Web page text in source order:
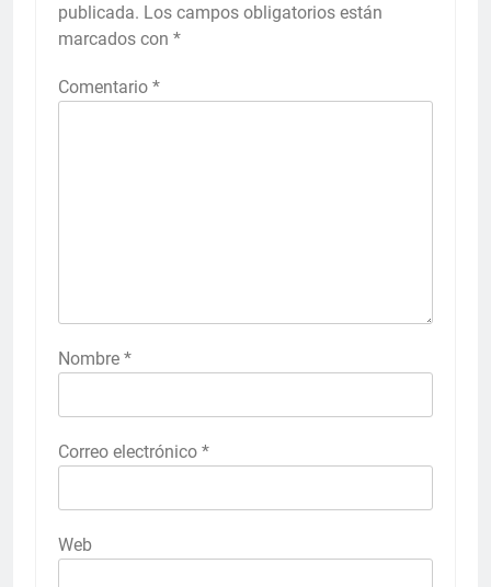
publicada. Los campos obligatorios están
marcados con *
Comentario *
Nombre *
Correo electrónico *
Web